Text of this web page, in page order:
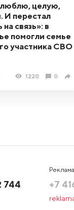
люблю, целую,
И перестал
связь»: в
помогли семье
участника СВО
1220 0
744
Реклама
+7